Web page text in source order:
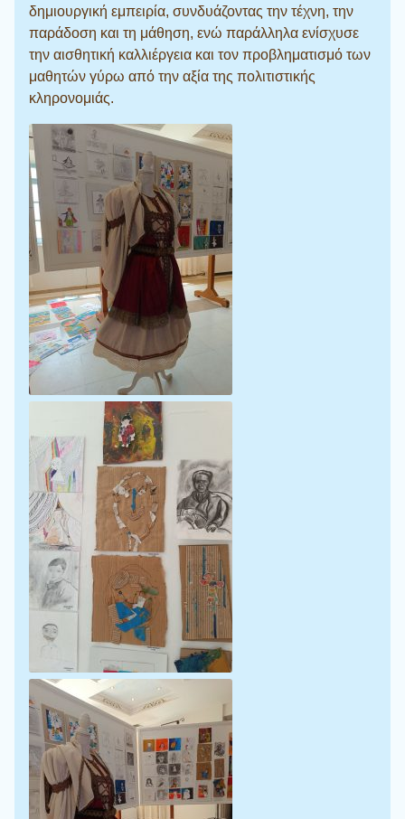
δημιουργική εμπειρία, συνδυάζοντας την τέχνη, την
παράδοση και τη μάθηση, ενώ παράλληλα ενίσχυσε
την αισθητική καλλιέργεια και τον προβληματισμό των
μαθητών γύρω από την αξία της πολιτιστικής
κληρονομιάς.